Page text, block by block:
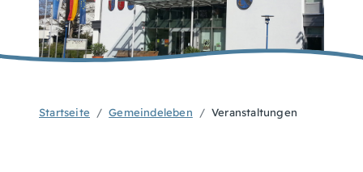
Startseite Gemeindeleben Veranstaltungen